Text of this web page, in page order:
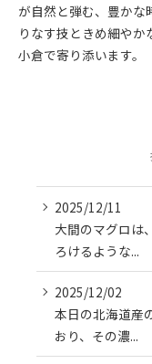
が自然と弾む、豊かな
りなす技ときめ細や
小倉で寄り添います。
2025/12/11
大間のマグロは
ろけるような...
2025/12/02
本日の北海道産
おり、その濃...